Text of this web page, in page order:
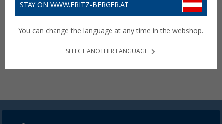
99€
STAY ON WWW.FRITZ-BERGER.AT
You can change the language at any time in the webshop.
SELECT ANOTHER LANGUAGE